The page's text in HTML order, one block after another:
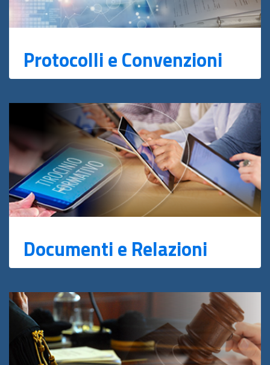
Protocolli e Convenzioni
Documenti e Relazioni